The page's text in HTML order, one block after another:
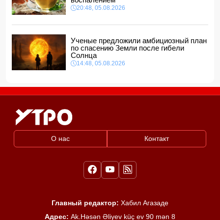
20:48, 05.08.2026
Ученые предложили амбициозный план
по спасению Земли после гибели
Солнца
14:48, 05.08.2026
О нас Контакт
Главный редактор: Хабил Агазаде
Адрес: Ak.Həsən Əliyev küç ev 90 mən 8